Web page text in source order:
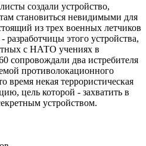
создали устройство,
становиться невидимыми для
из трех военных летчиков
этого устройства,
с НАТО учениях в
сопровождали два истребителя
противолокационного
некая террористическая
цель которой - захватить в
устройством.